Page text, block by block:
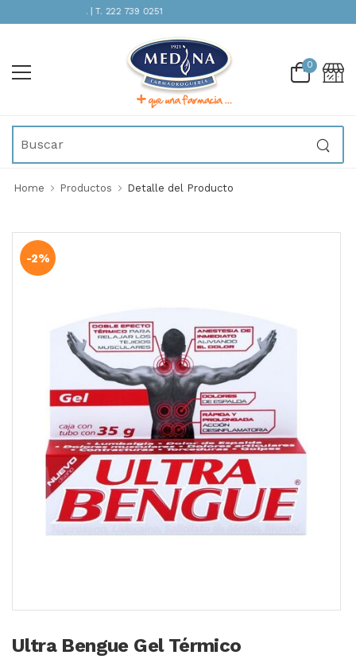
INMEDIATA | T. 222 739 0251
0
Home Productos Detalle del Producto
-2%
Ultra Bengue Gel Térmico